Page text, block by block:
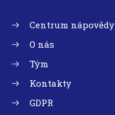
Centrum nápovědy
O nás
Tým
Kontakty
GDPR